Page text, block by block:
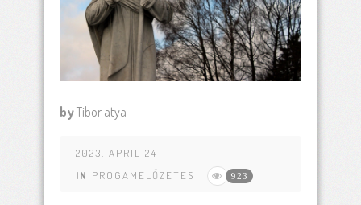
byTibor atya
2023. APRIL 24
IN PROGAMELŐZETES 923